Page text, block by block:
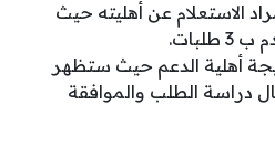
الاستعلام عن أهليته حيث
أهلية الدعم حيث ستظهر
دراسة الطلب والموافقة